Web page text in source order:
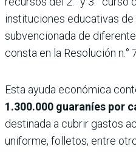
instituciones educativas
subvencionada de
consta en la Resolución n.°
Esta ayuda económica
1.300.000 guaraníes por
destinada a cubrir gastos
uniforme, folletos, entre